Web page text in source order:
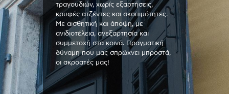
τραγουδιών, χωρίς εξαρτήσεις,
κρυφές ατζέντες και σκοπιμότητες.
Με αισθητική και άποψη, με
ανιδιοτέλεια, ανεξαρτησία και
συμμετοχή στα κοινά. Πραγματική
δύναμη που μας σπρώχνει μπροστά,
οι ακροατές μας!